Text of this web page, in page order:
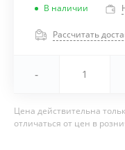
В наличии
Рассчитать
-
Цена действительна
отличаться от цен в